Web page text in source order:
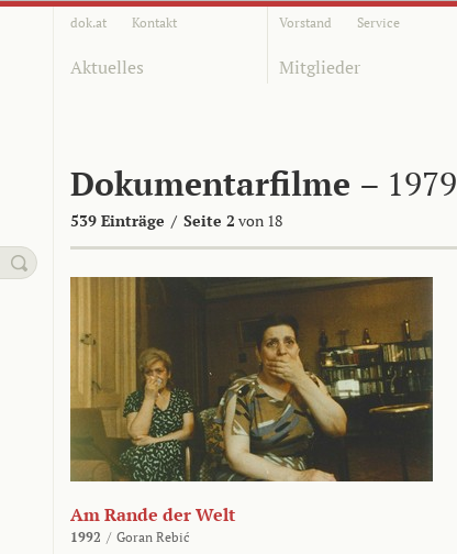
dok.at Kontakt Vorstand Service
Aktuelles Mitglieder
Dokumentarfilme – 1979
539 Einträge / Seite 2 von 18
Am Rande der Welt
1992 / Goran Rebić